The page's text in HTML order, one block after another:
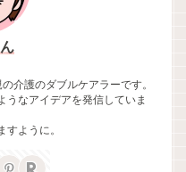
介護のダブルケアラーです。
うなアイデアを発信していま
すように。